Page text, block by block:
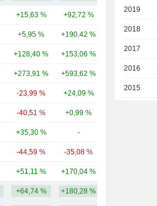
+15,63 % +92,72 %
+5,95 % +190,42 %
+128,40 % +153,06 %
+273,91 % +593,62 %
-23,99 % +24,09 %
-40,51 % +0,99 %
+35,30 % -
-44,59 % -35,08 %
+51,11 % +170,04 %
+64,74 % +180,28 %
2019
2018
2017
2016
2015